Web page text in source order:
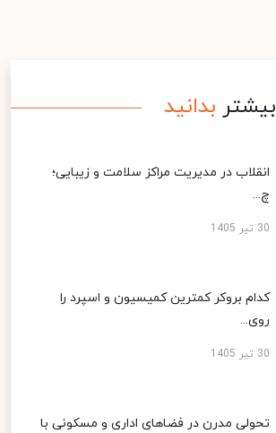
بیشتر بدانید
انقلاب در مدیریت مراکز سلامت و زیبایی؛
چ...
30 تیر 1405
کدام بروکر کمترین کمیسیون و اسپرد را
روی...
30 تیر 1405
تحولی مدرن در فضاهای اداری و مسکونی با